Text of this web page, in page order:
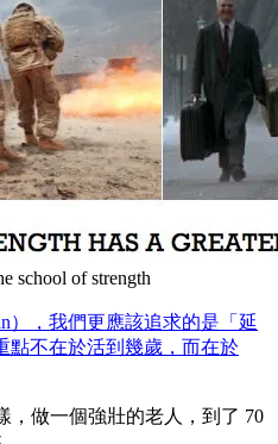
school of strength
），我們更應該追求的是「延
點不在於活到幾歲，而在於
，做一個強壯的老人，到了 70